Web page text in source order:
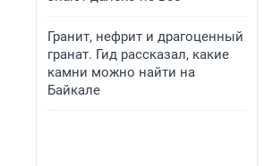
Гранит, нефрит и драгоценный
гранат. Гид рассказал, какие
камни можно найти на
Байкале